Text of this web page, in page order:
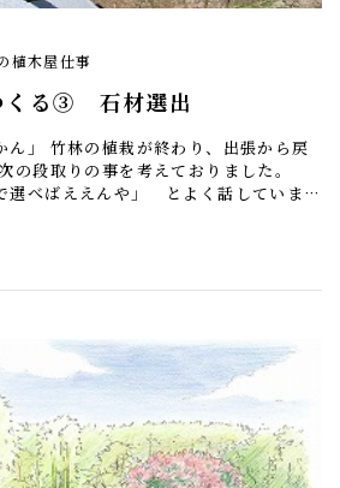
植木屋仕事
くる③ 石材選出
ん」 竹林の植栽が終わり、出張から戻
の段取りの事を考えておりました。
べばええんや」 とよく話していまし